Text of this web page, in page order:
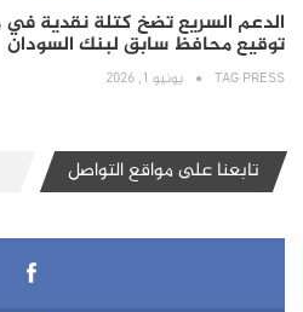
الدعم السريع تضخ كتلة نقدية
توقيع محافظ سابق لبنك السودان
TAG PRESS يونيو 1, 2026
تابعنا على مواقع التواصل